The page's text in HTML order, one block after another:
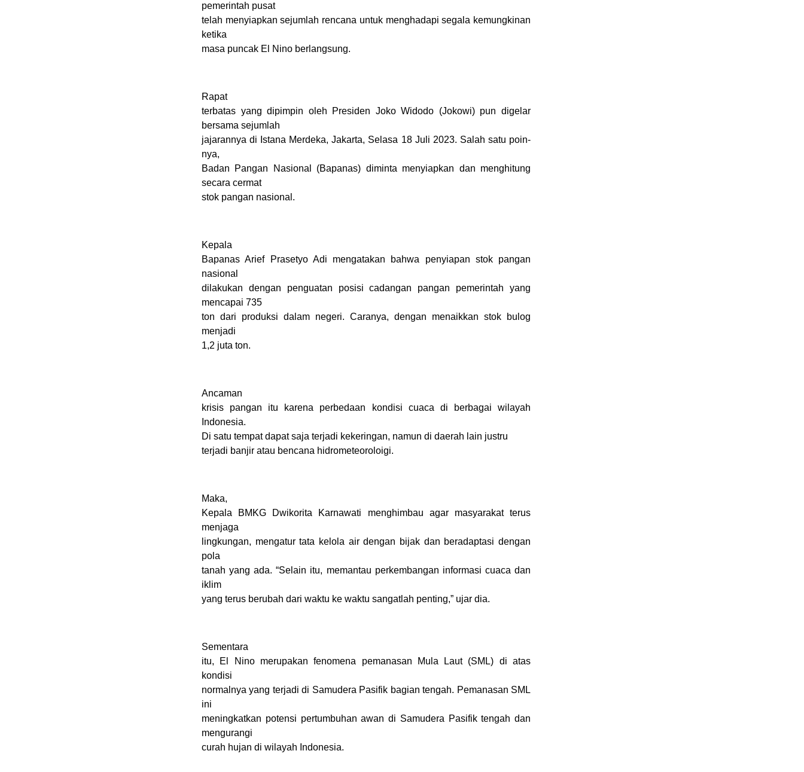
pemerintah pusat
telah menyiapkan sejumlah rencana untuk menghadapi segala kemungkinan
ketika
masa puncak El Nino berlangsung.
Rapat
terbatas yang dipimpin oleh Presiden Joko Widodo (Jokowi) pun digelar
bersama sejumlah
jajarannya di Istana Merdeka, Jakarta, Selasa 18 Juli 2023. Salah satu poin-
nya,
Badan Pangan Nasional (Bapanas) diminta menyiapkan dan menghitung
secara cermat
stok pangan nasional.
Kepala
Bapanas Arief Prasetyo Adi mengatakan bahwa penyiapan stok pangan
nasional
dilakukan dengan penguatan posisi cadangan pangan pemerintah yang
mencapai 735
ton dari produksi dalam negeri. Caranya, dengan menaikkan stok bulog
menjadi
1,2 juta ton.
Ancaman
krisis pangan itu karena perbedaan kondisi cuaca di berbagai wilayah
Indonesia.
Di satu tempat dapat saja terjadi kekeringan, namun di daerah lain justru
terjadi banjir atau bencana hidrometeoroloigi.
Maka,
Kepala BMKG Dwikorita Karnawati menghimbau agar masyarakat terus
menjaga
lingkungan, mengatur tata kelola air dengan bijak dan beradaptasi dengan
pola
tanah yang ada. “Selain itu, memantau perkembangan informasi cuaca dan
iklim
yang terus berubah dari waktu ke waktu sangatlah penting,” ujar dia.
Sementara
itu, El Nino merupakan fenomena pemanasan Mula Laut (SML) di atas
kondisi
normalnya yang terjadi di Samudera Pasifik bagian tengah. Pemanasan SML
ini
meningkatkan potensi pertumbuhan awan di Samudera Pasifik tengah dan
mengurangi
curah hujan di wilayah Indonesia.